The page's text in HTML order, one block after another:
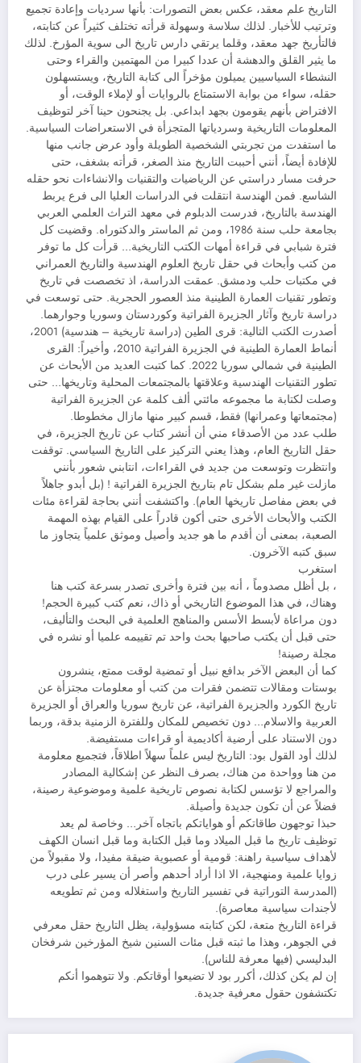
التاريخ علم معقد، عكس بعض التصورات: بأنها سرديات وإعادة تجميع
وترتيب للأخبار. لذلك سلاسة وسهولة قرأته تختلف كثيراً عن كتابته،
فالتأريخ جهد معقد، وقلما يرتقي دارس تاريخ الى سوية المؤرخ. لذلك
ما يثير القلق والدهشة أن عددا كبيرا من المهتمين والقراء وحتى
النشطاء السياسيين يميلون مؤخراً الى كتابة التاريخ، ويستسهلون
حقله، سواء من بوابة الاستمتاع بالروايات أو لإملاء الوقت، أو
الافتراض بأنهم يقومون بجهد ابداعي. بل يجنحون حينا آخر لتوظيف
المعلومات التاريخية وسردياتها المتجزأة في الاستعراضات السياسية.
ما استفدت من تجربتي الشخصية الطويلة وأود عرض جانب منها
للإفادة أيضاً، أنني أحببت التاريخ منذ الصغر، قرأته بشغف، حتى
حرفت مسار دراستي عن الرياضيات والتقنيات والانشاءات نحو حقله
الشاسع. فمن الهندسة انتقلت في الدراسات العليا الى فرع يربط
الهندسة بالتاريخ، فدرست الدبلوم في معهد التراث العلمي العربي
بجامعة حلب سنة 1986، ومن ثم الماستر والدكتوراه. وقضيت كل
فترة شبابي في قراءة أمهات الكتب التاريخية… قرأت كل ما توفر
من كتب وأبحاث في حقل تاريخ العلوم الهندسية والتاريخ العمراني
في مكتبات حلب ودمشق. عمقت الدراسة، اذ تخصصت في تاريخ
وتطور تقنيات العمارة الطينية منذ العصور الحجرية. حتى توسعت في
دراسة تاريخ وآثار الجزيرة الفراتية وكوردستان وسوريا وجوارهما.
أصدرت الكتب التالية: قرى الطين (دراسة تاريخية – هندسية) 2001،
أنماط العمارة الطينية في الجزيرة الفراتية 2010، وأخيراً: القرى
الطينية في شمالي سوريا 2022. كما كتبت العديد من الأبحاث عن
تطور التقنيات الهندسية وعلاقتها بالمجتمعات المحلية وتاريخها… حتى
وصلت لكتابة ما مجموعه مائتي ألف كلمة عن الجزيرة الفراتية
(مجتمعاتها وعمرانها) فقط، قسم كبير منها مازال مخطوطا.
طلب عدد من الأصدقاء مني أن أنشر كتاب عن تاريخ الجزيرة، في
حقل التاريخ العام، وهذا يعني التركيز على التاريخ السياسي. توقفت
وانتظرت وتوسعت من جديد في القراءات، انتابني شعور بأنني
مازلت غير ملم بشكل تام بتاريخ الجزيرة الفراتية ! (بل أبدو جاهلاً
في بعض مفاصل تاريخها العام). واكتشفت أنني بحاجة لقراءة مئات
الكتب والأبحاث الأخرى حتى أكون قادراً على القيام بهذه المهمة
الصعبة، بمعنى أن أقدم ما هو جديد وأصيل وموثق علمياً يتجاوز ما
سبق كتبه الآخرون.
استغرب
، بل أظل مصدوماً ، أنه بين فترة وأخرى تصدر بسرعة كتب هنا
وهناك، في هذا الموضوع التاريخي أو ذاك، نعم كتب كبيرة الحجم!
دون مراعاة لأبسط الأسس والمناهج العلمية في البحث والتأليف،
حتى قبل أن يكتب صاحبها بحث واحد تم تقييمه علميا أو نشره في
مجلة رصينة!
كما أن البعض الآخر بدافع نبيل أو تمضية لوقت ممتع، ينشرون
بوستات ومقالات تتضمن فقرات من كتب أو معلومات مجتزأة عن
تاريخ الكورد والجزيرة الفراتية، عن تاريخ سوريا والعراق أو الجزيرة
العربية والاسلام… دون تخصيص للمكان وللفترة الزمنية بدقة، وربما
دون الاستناد على أرضية أكاديمية أو قراءات مستفيضة.
لذلك أود القول بود: التاريخ ليس علماً سهلاً اطلاقاً، فتجميع معلومة
من هنا وواحدة من هناك، بصرف النظر عن إشكالية المصادر
والمراجع لا تؤسس لكتابة نصوص تاريخية علمية وموضوعية رصينة،
فضلاً عن أن تكون جديدة وأصيلة.
حبذا توجهون طاقاتكم أو هواياتكم باتجاه آخر… وخاصة لم يعد
توظيف تاريخ ما قبل الميلاد وما قبل الكتابة وما قبل انسان الكهف
لأهداف سياسية راهنة: قومية أو عصبوية ضيقة مفيدا، ولا مقبولاً من
زوايا علمية ومنهجية، الا اذا أراد أحدهم وأصر أن يسير على درب
(المدرسة التوراتية في تفسير التاريخ واستغلاله ومن ثم تطويعه
لأجندات سياسية معاصرة).
قراءة التاريخ متعة، لكن كتابته مسؤولية، يظل التاريخ حقل معرفي
في الجوهر، وهذا ما ثبته قبل مئات السنين شيخ المؤرخين شرفخان
البدليسي (فيها معرفة للناس).
إن لم يكن كذلك، أكرر بود لا تضيعوا أوقاتكم. ولا تتوهموا أنكم
تكتشفون حقول معرفية جديدة.